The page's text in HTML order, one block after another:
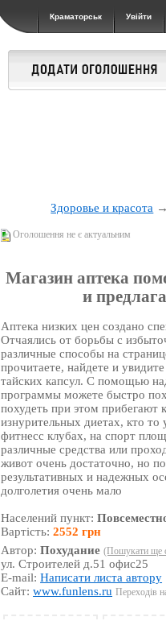
Краматорськ Увійти
Здоровье и красота
Оголошення не є актуальним
Магазин аптека
и
Аптека низких цен создано
Отчаялись от борьбы c
различные способы на
прочитаете, найдете и
тайских капсул. С помощью
программы можете быстро
похудеть при этом прибегают
изнурительных диетах, кто
фитнесс клубах, на спорт
различные средства или
живот очень достаточно, но
результативных и надежных
долголетия очень мало
Населений пункт:
Вартість:2552 грн
Автор:Похудание (Пошукати ще
ул. Строителей д.51 офис25
E-mail:Написати листа автору
Сайт:www.funlens.ru Переходів